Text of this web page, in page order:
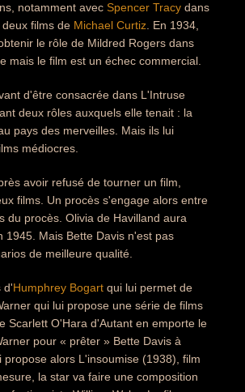
notamment avec Spencer Tracy dans
films de Michael Curtiz . En 1934,
le rôle de Mildred Rogers dans
mais le film est un échec commercial.
d'être consacrée dans L'Intruse
deux rôles auxquels elle tenait : la
pays des merveilles. Mais ils lui
médiocres.
avoir refusé de tourner un film,
films. Un procès s'engage alors entre
du procès. Olivia de Havilland aura
1945. Mais Bette Davis n'est pas
de meilleure qualité.
d'Humphrey Bogart qui lui permet de
qui lui propose une série de films
Scarlett O'Hara d'Autant en emporte le
pour « prêter » Bette Davis à
propose alors L'insoumise (1938), film
la star va faire une composition